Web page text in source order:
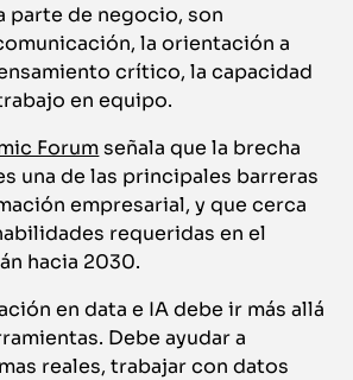
parte de negocio, son
la orientación a
crítico, la capacidad
en equipo.
Forumseñala que la brecha
una de las principales barreras
empresarial, y que cerca
requeridas en el
hacia 2030.
en data e IA debe ir más allá
Debe ayudar a
reales, trabajar con datos